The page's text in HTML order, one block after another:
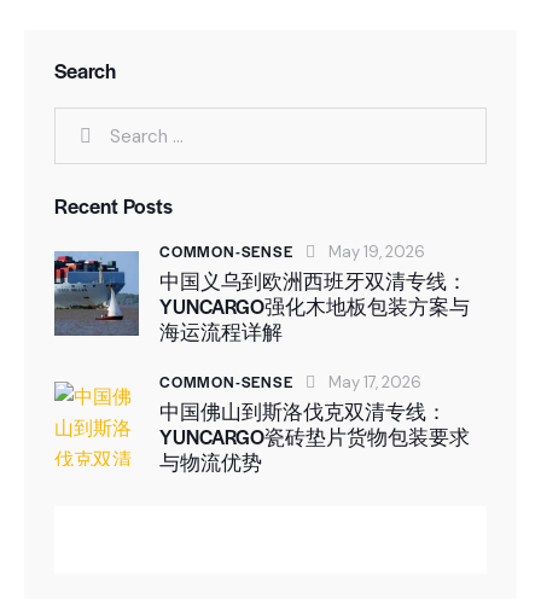
Search
Recent Posts
COMMON-SENSE May 19, 2026
中国义乌到欧洲西班牙双清专线：
YUNCARGO强化木地板包装方案与
海运流程详解
COMMON-SENSE May 17, 2026
中国佛山到斯洛伐克双清专线：
YUNCARGO瓷砖垫片货物包装要求
与物流优势